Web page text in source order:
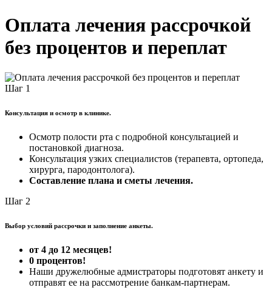
Оплата лечения рассрочкой
без процентов и переплат
Шаг 1
Консультация и осмотр в клинике.
Осмотр полости рта с подробной консультацией и
постановкой диагноза.
Консультация узких специалистов (терапевта, ортопеда,
хирурга, пародонтолога).
Составление плана и сметы лечения.
Шаг 2
Выбор условий рассрочки и заполнение анкеты.
от 4 до 12 месяцев!
0 процентов!
Наши дружелюбные адмистраторы подготовят анкету и
отправят ее на рассмотрение банкам-партнерам.